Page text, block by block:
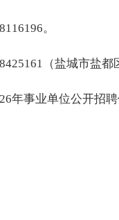
。
（盐城市盐
年事业单位公开招